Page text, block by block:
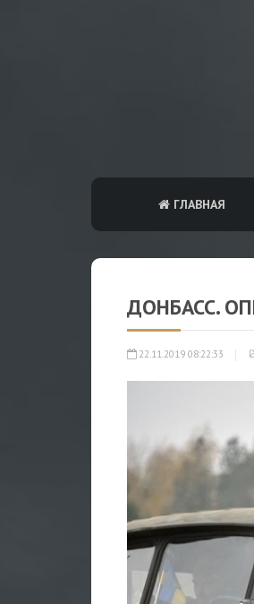
ГЛАВНАЯ
ДОНБАСС.
22.11.2019 08:22:33